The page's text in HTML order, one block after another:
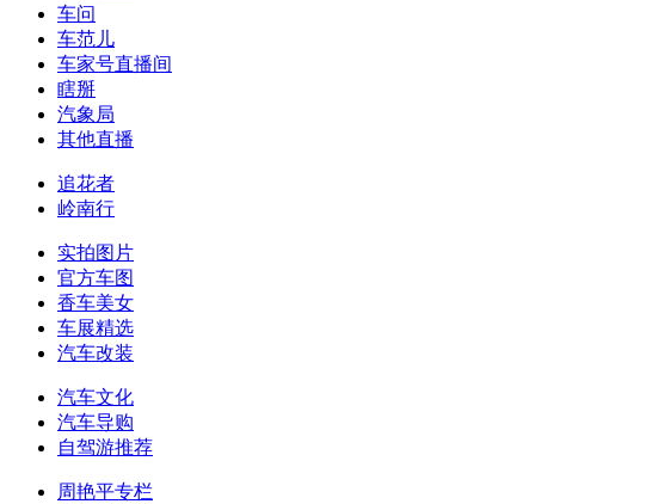
车问
车范儿
车家号直播间
瞎掰
汽象局
其他直播
追花者
岭南行
实拍图片
官方车图
香车美女
车展精选
汽车改装
汽车文化
汽车导购
自驾游推荐
周艳平专栏